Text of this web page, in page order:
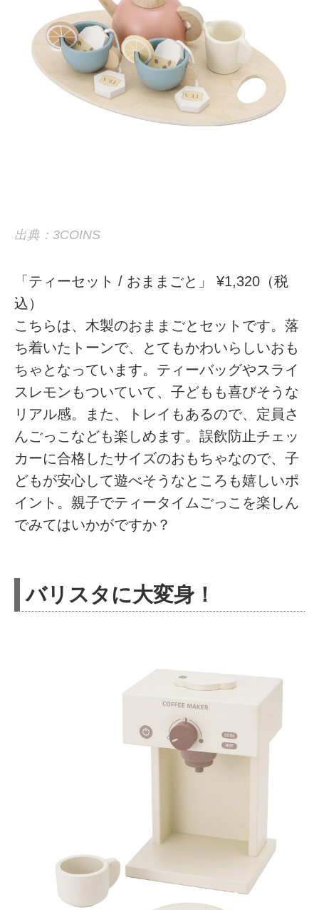
出典：3COINS
「ティーセット / おままごと」 ¥1,320（税
込）
こちらは、木製のおままごとセットです。落
ち着いたトーンで、とてもかわいらしいおも
ちゃとなっています。ティーバッグやスライ
スレモンもついていて、子どもも喜びそうな
リアル感。また、トレイもあるので、定員さ
んごっこなども楽しめます。誤飲防止チェッ
カーに合格したサイズのおもちゃなので、子
どもが安心して遊べそうなところも嬉しいポ
イント。親子でティータイムごっこを楽しん
でみてはいかがですか？
バリスタに大変身！